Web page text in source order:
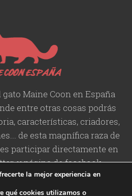
Maine Coon en España
entre otras cosas podrás
características, criadores,
de esta magnífica raza de
participar directamente en
y página de facebook.
la mejor experiencia en
qué cookies utilizamos o